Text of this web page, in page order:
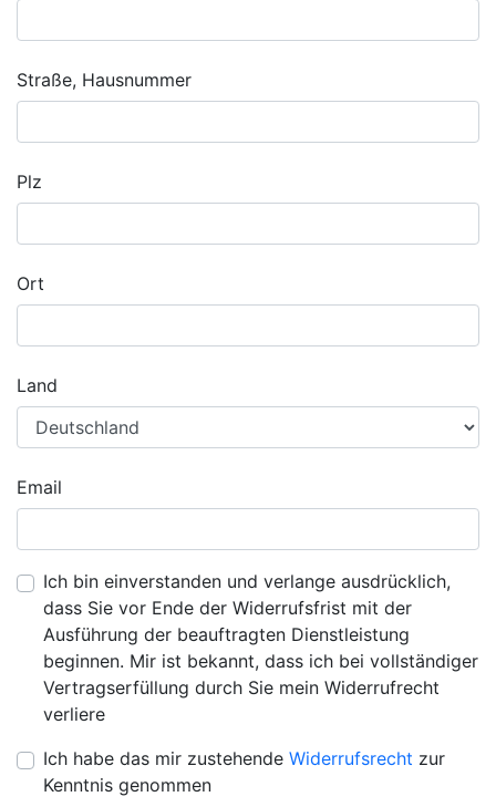
Straße, Hausnummer
Plz
Ort
Land
Email
Ich bin einverstanden und verlange ausdrücklich,
dass Sie vor Ende der Widerrufsfrist mit der
Ausführung der beauftragten Dienstleistung
beginnen. Mir ist bekannt, dass ich bei vollständiger
Vertragserfüllung durch Sie mein Widerrufrecht
verliere
Ich habe das mir zustehende Widerrufsrecht zur
Kenntnis genommen